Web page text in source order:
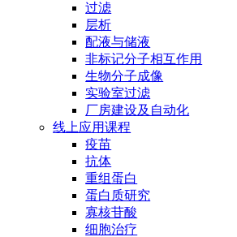
过滤
层析
配液与储液
非标记分子相互作用
生物分子成像
实验室过滤
厂房建设及自动化
线上应用课程
疫苗
抗体
重组蛋白
蛋白质研究
寡核苷酸
细胞治疗